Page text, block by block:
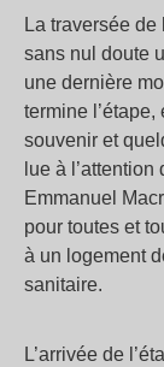
La traversée
sans nul doute
une dernière
termine
souvenir et
lue à
Emmanuel
pour toutes et
à un logement
sanitaire.
L’arrivée de